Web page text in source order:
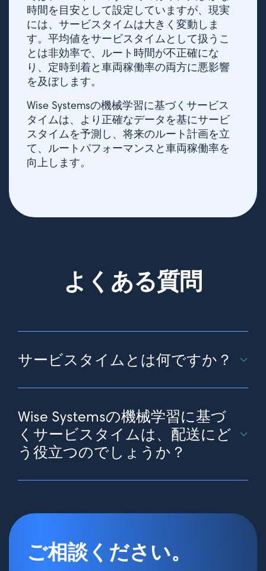
時間を目安として設定していますが、現実
には、サービスタイムは大きく変動しま
す。平均値をサービスタイムとして扱うこ
とは非効率で、ルート時間が不正確にな
り、定時到着と車両稼働率の両方に悪影響
を及ぼします。
Wise Systemsの機械学習に基づくサービス
タイムは、より正確なデータを基にサービ
スタイムを予測し、将来のルート計画を立
て、ルートパフォーマンスと車両稼働率を
向上します。
よくある質問
サービスタイムとは何ですか？
サービスタイムとは、ドライバーや技術者がお客様を
運搬、サービス実施、取引完了、車両への復帰などが
含まれます。
Wise Systemsの機械学習に基づ
くサービスタイムは、配送にど
う役立つのでしょうか？
正確なサービスタイム（ドライバーが配達を完了する
かし、ほとんどの配送は、ドライバーの日々の現実を
いて実施されています。Wise Systemsは、ラストワン
マイルにおける配送への機械学習の先駆的な応用によ
ご相談ください。